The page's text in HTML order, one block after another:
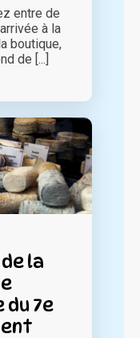
entre de
à la
boutique,
de [...]
la
7e